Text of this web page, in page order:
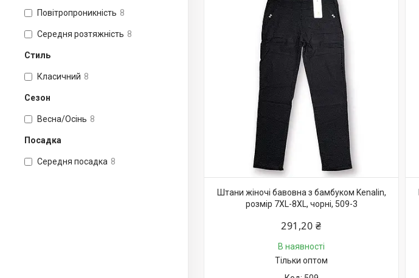
Повітропроникність 8
Середня розтяжність 8
Стиль
Класичний 8
Сезон
Весна/Осінь 8
Посадка
Середня посадка 8
Штани жіночі бавовна з бамбуком Kenalin,
розмір 7XL-8XL, чорні, 509-3
291,20 ₴
В наявності
Тільки оптом